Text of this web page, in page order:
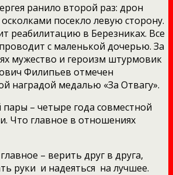
ранило второй раз: дрон
посекло левую сторону.
реабилитацию в Березниках. Все
с маленькой дочерью. За
мужество и героизм штурмовик
Филипьев отмечен
наградой медалью «За Отвагу».
– четыре года совместной
Что главное в отношениях
– верить друг в друга,
руки и надеяться на лучшее.